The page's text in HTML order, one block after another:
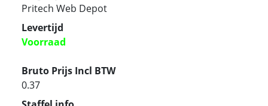
Pritech Web Depot
Levertijd
Voorraad
Bruto Prijs Incl BTW
0.37